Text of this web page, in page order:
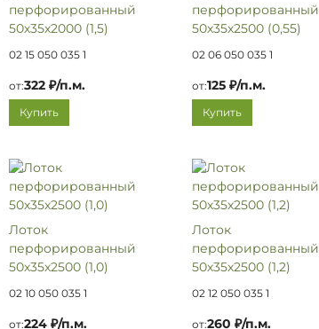
перфорированный
50х35х2000 (1,5)
02 15 050 035 1
от:322 ₽/п.м.
Купить
перфорированный
50х35х2500 (0,55)
02 06 050 035 1
от:125 ₽/п.м.
Купить
Лоток
перфорированный
50х35х2500 (1,0)
02 10 050 035 1
от:224 ₽/п.м.
Лоток
перфорированный
50х35х2500 (1,2)
02 12 050 035 1
от:260 ₽/п.м.